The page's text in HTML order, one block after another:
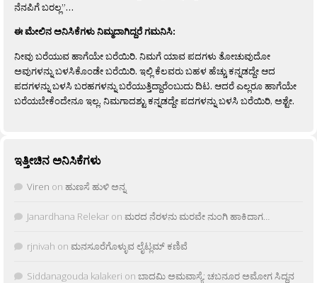
ನೆನಪಿಗೆ ಬರಲ್ಲ”…
ಈ ಮೇಲಿನ ಅನಿಸಿಕೆಗಳು ನಿಮ್ಮದಾಗಿದ್ದರೆ ಗಮನಿಸಿ:
ನೀವು ಬರೆಯುವ ಹಾಗೆಯೇ ಬರೆಯಿರಿ. ನಿಮಗೆ ಯಾವ ಪದಗಳು ತೋಚುವುದೋ
ಅವುಗಳನ್ನು ಬಳಸಿಕೊಂಡೇ ಬರೆಯಿರಿ. ಇಲ್ಲಿ ಕೆಲವರು ಬಹಳ ಹೆಚ್ಚು ಕನ್ನಡದ್ದೇ ಆದ
ಪದಗಳನ್ನು ಬಳಸಿ ಬರಹಗಳನ್ನು ಬರೆಯುತ್ತಿದ್ದಾರೆಂಬುದು ದಿಟ. ಆದರೆ ಎಲ್ಲರೂ ಹಾಗೆಯೇ
ಬರೆಯಬೇಕೆಂದೇನೂ ಇಲ್ಲ. ನಿಮಗಾದಶ್ಟು ಕನ್ನಡದ್ದೇ ಪದಗಳನ್ನು ಬಳಸಿ ಬರೆಯಿರಿ, ಅಶ್ಟೇ.
ಇತ್ತೀಚಿನ ಅನಿಸಿಕೆಗಳು
Viren on ಹುಣಸೆ ಹುಳಿ ಅನ್ನ
Janardhana Relekar on ಮರದ ನೆರಳನು ಮರವೇ ನುಂಗಿ ಹಾಕಿದಾಗ…
rjnivah on ಮನಸೂರೆಗೊಳ್ಳುವ ಲೈಟ್ಲಮ್ ಕಣಿವೆ
Siddanagouda kalakeri on ಬಾದಮಿ ಅಮವಾಸ್ಯೆ: ಚಬನೂರ ಅಮೋಗ ಸಿದ್ದನ